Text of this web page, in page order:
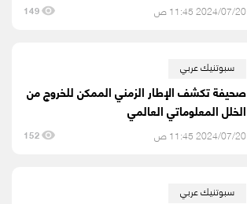
2024/07/20 11:45 ص 149
سبوتنيك عربي
صحيفة تكشف الإطار الزمني الممكن للخروج من
الخلل المعلوماتي العالمي
2024/07/20 11:45 ص 152
سبوتنيك عربي